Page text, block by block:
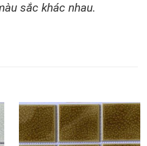
sắc khác nhau.